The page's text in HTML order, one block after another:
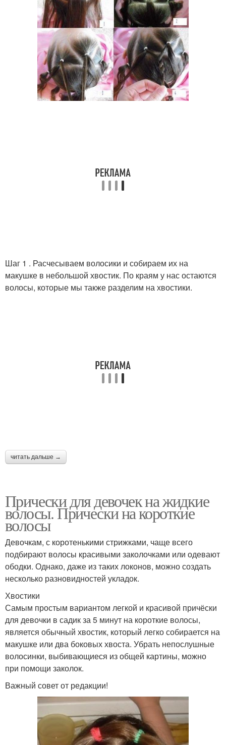
Шаг 1 . Расчесываем волосики и собираем их на
макушке в небольшой хвостик. По краям у нас остаются
волосы, которые мы также разделим на хвостики.
читать дальше →
Прически для девочек на жидкие
волосы. Прически на короткие
волосы
Девочкам, с коротенькими стрижками, чаще всего
подбирают волосы красивыми заколочками или одевают
ободки. Однако, даже из таких локонов, можно создать
несколько разновидностей укладок.
Хвостики
Самым простым вариантом легкой и красивой причёски
для девочки в садик за 5 минут на короткие волосы,
является обычный хвостик, который легко собирается на
макушке или два боковых хвоста. Убрать непослушные
волосинки, выбивающиеся из общей картины, можно
при помощи заколок.
Важный совет от редакции!